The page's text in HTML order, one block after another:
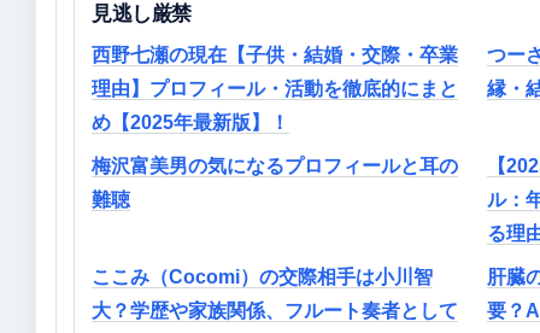
見逃し厳禁
西野七瀬の現在【子供・結婚・交際・卒業
理由】プロフィール・活動を徹底的にまと
め【2025年最新版】！
つー
縁・
梅沢富美男の気になるプロフィールと耳の
難聴
【
ル：
る理
ここみ（Cocomi）の交際相手は小川智
大？学歴や家族関係、フルート奏者として
肝臓
要？